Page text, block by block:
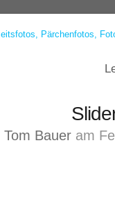
Tom Baueram